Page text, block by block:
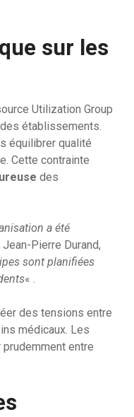
sur les
Utilization Group
établissements.
équilibrer qualité
Cette contrainte
des
a été
Pierre Durand,
sont planifiées
« .
des tensions entre
médicaux. Les
entre